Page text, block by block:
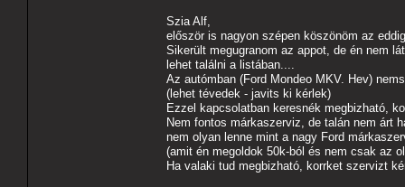
Szia Alf,
először is nagyon szépen köszönöm az
Sikerült megugranom az appot, de én nem
lehet találni a listában....
Az autómban (Ford Mondeo MKV. Hev)
(lehet tévedek - javits ki kérlek)
Ezzel kapcsolatban keresnék megbizható,
Nem fontos márkaszerviz, de talán nem árt
nem olyan lenne mint a nagy Ford
(amit én megoldok 50k-ból és nem csak az
Ha valaki tud megbizható, korrket szervizt